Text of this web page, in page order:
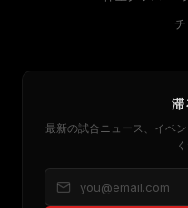
最新の試合ニュース、イベ